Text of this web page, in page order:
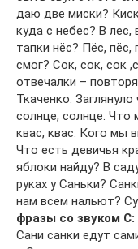
даю две миски?
куда с небес? В лес,
тапки нёс? Пёс,
смог? Сок, сок, сок
отвечалки –
Ткаченко:
солнце, солнце. Что
квас, квас. Кого мы
Что есть девичья
яблоки найду? В
руках у Саньки?
нам всем нальют?
фразы со звуком С:
Сани санки едут